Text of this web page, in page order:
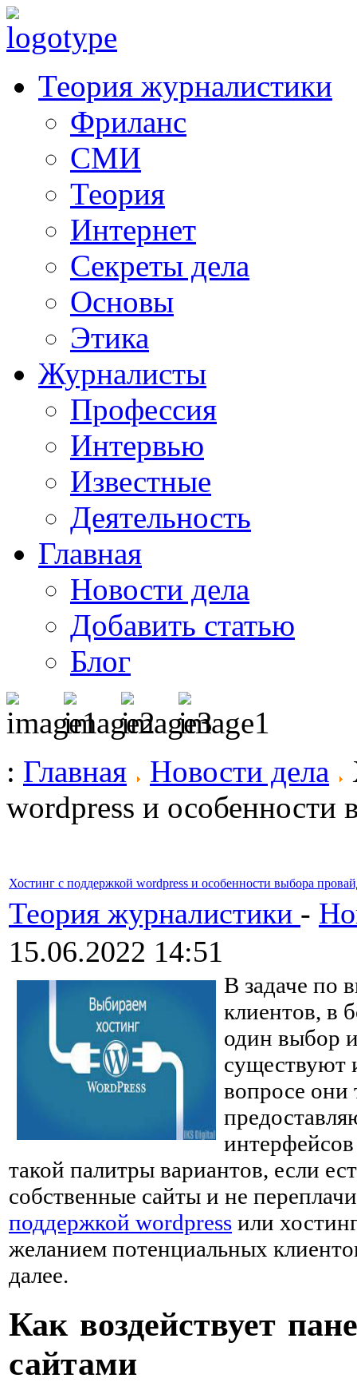
Теория журналистики
Фриланс
СМИ
Теория
Интернет
Секреты дела
Основы
Этика
Журналисты
Профессия
Интервью
Известные
Деятельность
Главная
Новости дела
Добавить статью
Блог
: Главная Новости дела
wordpress и особенности
Хостинг с поддержкой wordpress и особенности выбора
Теория журналистики -
15.06.2022 14:51
В задаче по
клиентов, в
один выбор
существуют
вопросе они
такой палитры вариантов, если
собственные сайты и не
поддержкой wordpress или
желанием потенциальных
далее.
Как воздействует
сайтами